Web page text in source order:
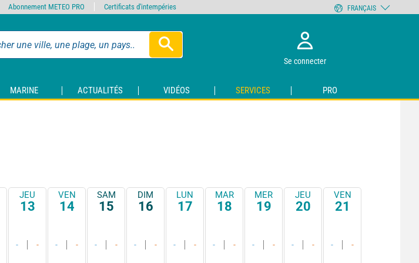
Se connecter
MARINE ACTUALITÉS VIDÉOS SERVICES PRO
JEU
13
- -
VEN
14
- -
SAM
15
- -
DIM
16
- -
LUN
17
- -
MAR
18
- -
MER
19
- -
JEU
20
- -
VEN
21
- -
Abonnement METEO PRO Certificats d'intempéries FRANÇAIS